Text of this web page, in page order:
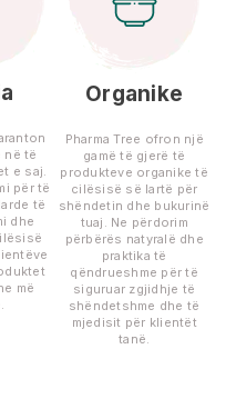
në të
e saj.
për të
të
dhe
më
Organike
Pharma Tree ofron një
gamë të gjerë të
produkteve organike të
cilësisë së lartë për
shëndetin dhe bukurinë
tuaj. Ne përdorim
përbërës natyralë dhe
praktika të
qëndrueshme për të
siguruar zgjidhje të
shëndetshme dhe të
mjedisit për klientët
tanë.